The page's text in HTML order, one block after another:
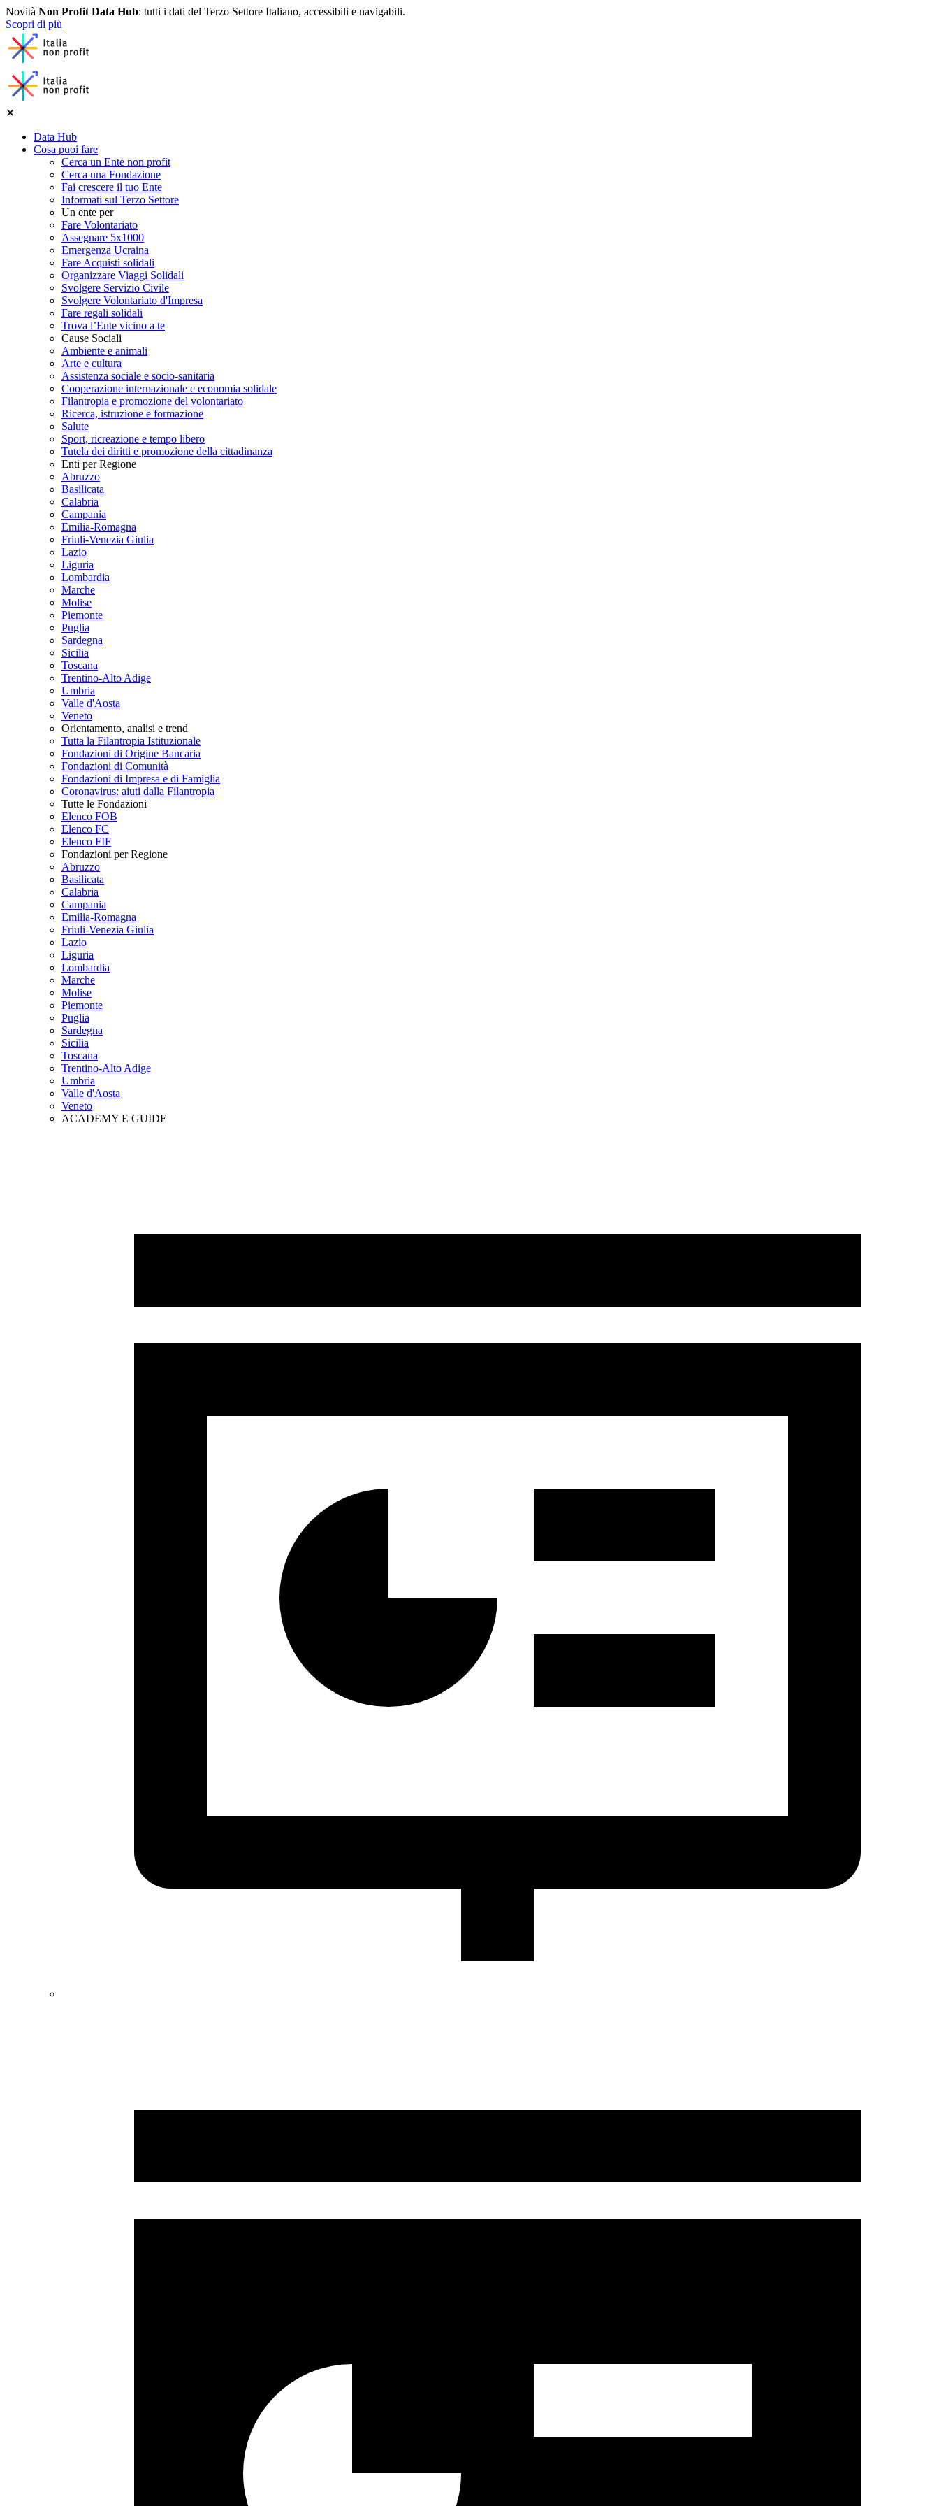
Novità Non Profit Data Hub: tutti i dati del Terzo Settore Italiano, accessibili e navigabili.
Scopri di più
✕
Data Hub
Cosa puoi fare
Cerca un Ente non profit
Cerca una Fondazione
Fai crescere il tuo Ente
Informati sul Terzo Settore
Un ente per
Fare Volontariato
Assegnare 5x1000
Emergenza Ucraina
Fare Acquisti solidali
Organizzare Viaggi Solidali
Svolgere Servizio Civile
Svolgere Volontariato d'Impresa
Fare regali solidali
Trova l’Ente vicino a te
Cause Sociali
Ambiente e animali
Arte e cultura
Assistenza sociale e socio-sanitaria
Cooperazione internazionale e economia solidale
Filantropia e promozione del volontariato
Ricerca, istruzione e formazione
Salute
Sport, ricreazione e tempo libero
Tutela dei diritti e promozione della cittadinanza
Enti per Regione
Abruzzo
Basilicata
Calabria
Campania
Emilia-Romagna
Friuli-Venezia Giulia
Lazio
Liguria
Lombardia
Marche
Molise
Piemonte
Puglia
Sardegna
Sicilia
Toscana
Trentino-Alto Adige
Umbria
Valle d'Aosta
Veneto
Orientamento, analisi e trend
Tutta la Filantropia Istituzionale
Fondazioni di Origine Bancaria
Fondazioni di Comunità
Fondazioni di Impresa e di Famiglia
Coronavirus: aiuti dalla Filantropia
Tutte le Fondazioni
Elenco FOB
Elenco FC
Elenco FIF
Fondazioni per Regione
Abruzzo
Basilicata
Calabria
Campania
Emilia-Romagna
Friuli-Venezia Giulia
Lazio
Liguria
Lombardia
Marche
Molise
Piemonte
Puglia
Sardegna
Sicilia
Toscana
Trentino-Alto Adige
Umbria
Valle d'Aosta
Veneto
ACADEMY E GUIDE